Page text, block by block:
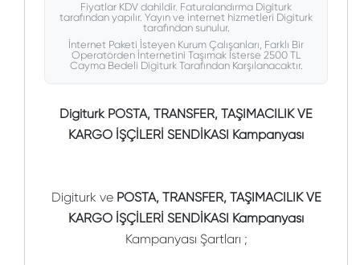
Fiyatlar KDV dahildir. Faturalandırma Digiturk
tarafından yapılır. Yayın ve internet hizmetleri Digiturk
tarafından sunulur.
İnternet Paketi İsteyen Kurum Çalışanları, Farklı Bir
Operatörden İnternetini Taşımak İsterse 2500 TL
Cayma Bedeli Digiturk Tarafından Karşılanacaktır.
Digiturk POSTA, TRANSFER, TAŞIMACILIK VE
KARGO İŞÇİLERİ SENDİKASI Kampanyası
Digiturk ve POSTA, TRANSFER, TAŞIMACILIK VE
KARGO İŞÇİLERİ SENDİKASI Kampanyası
Kampanyası Şartları ;